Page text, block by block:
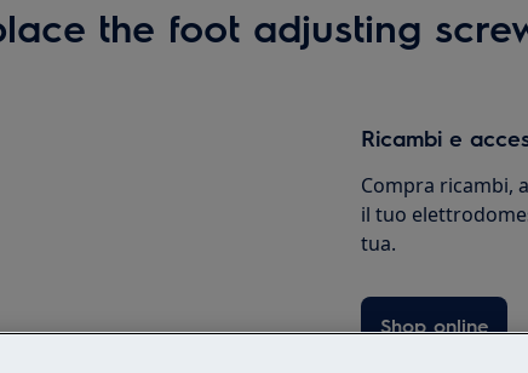
the foot adjusting
Ricambi e
Compra ricambi,
il tuo
tua.
Shop online